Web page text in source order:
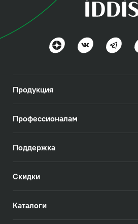
Слайд (Slide)
Продукция
Профессионалам
Поддержка
Скидки
Каталоги